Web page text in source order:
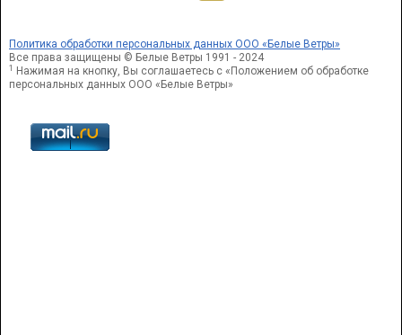
Политика обработки персональных данных ООО «Белые Ветры»
Все права защищены © Белые Ветры 1991 - 2024
1
Нажимая на кнопку, Вы соглашаетесь с «Положением об обработке
персональных данных ООО «Белые Ветры»